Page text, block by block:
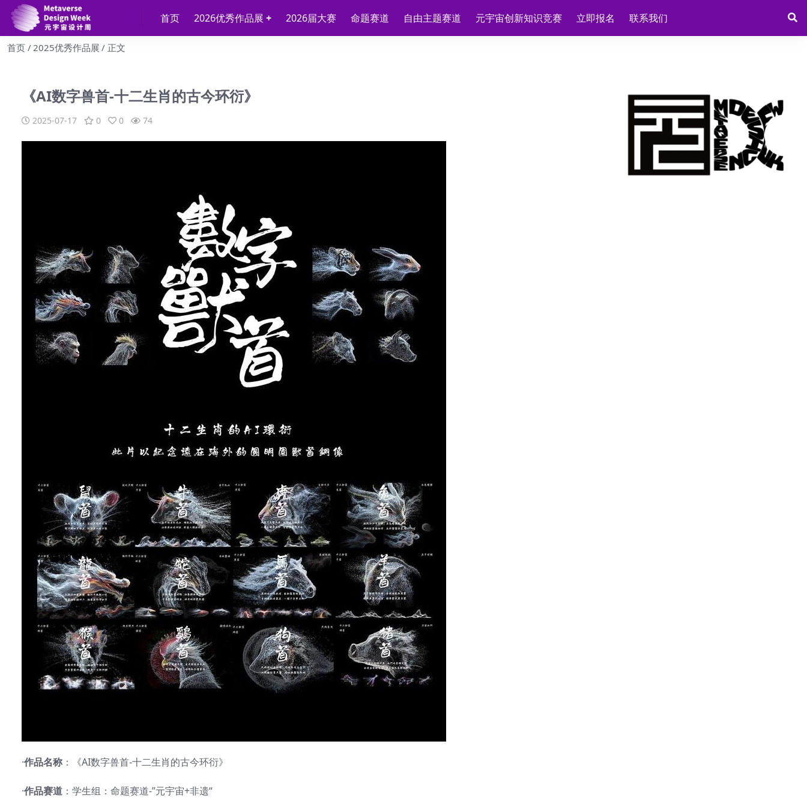
首页 2026优秀作品展 2026届大赛 命题赛道 自由主题赛道 元宇宙创新知识竞赛 立即报名 联系我们
首页 2025优秀作品展 正文
《AI数字兽首-十二生肖的古今环衍》
2025-07-17 0 0 74
·作品名称 ：《AI数字兽首-十二生肖的古今环衍》
·作品赛道 ：学生组：命题赛道-”元宇宙+非遗“